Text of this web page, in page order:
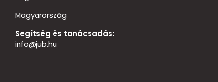
Magyarország
Segítség és tanácsadás:
info@jub.hu